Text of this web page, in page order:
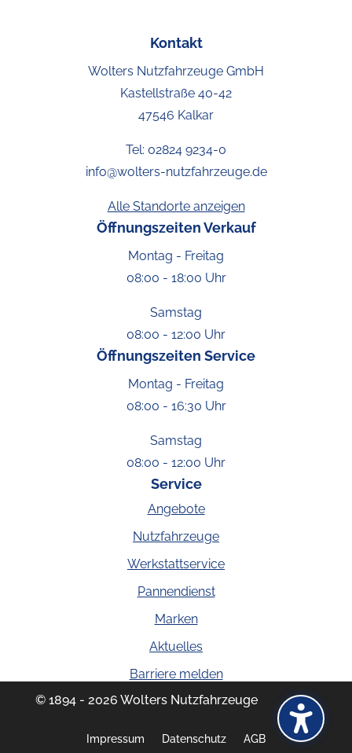
Kontakt
Wolters Nutzfahrzeuge GmbH
Kastellstraße 40-42
47546 Kalkar
Tel: 02824 9234-0
info@wolters-nutzfahrzeuge.de
Alle Standorte anzeigen
Öffnungszeiten Verkauf
Montag - Freitag
08:00 - 18:00 Uhr
Samstag
08:00 - 12:00 Uhr
Öffnungszeiten Service
Montag - Freitag
08:00 - 16:30 Uhr
Samstag
08:00 - 12:00 Uhr
Service
Angebote
Nutzfahrzeuge
Werkstattservice
Pannendienst
Marken
Aktuelles
Barriere melden
© 1894 - 2026 Wolters Nutzfahrzeuge
Impressum Datenschutz AGB